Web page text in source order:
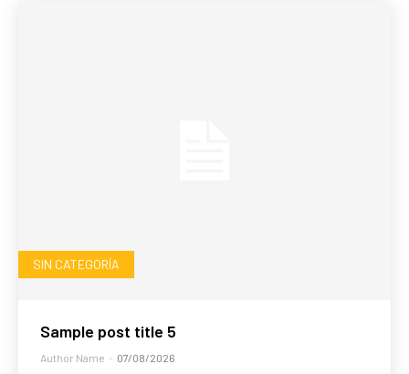
SIN CATEGORÍA
Sample post title 5
Author Name - 07/08/2026